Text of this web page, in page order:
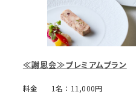
≪謝恩会≫プレミアムプラン
料金 1名：11,000円